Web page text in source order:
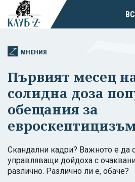
МНЕНИЯ
Първият месец
солидна доза
обещания за
Скандални кадри? Важното е да
управляващи дойдоха с
различно. Различно ли е, обаче?